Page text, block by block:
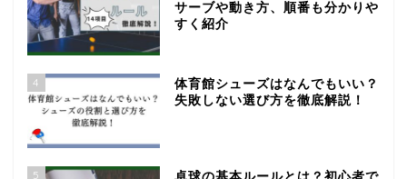
サーブや動き方、順番も分かりや
すく紹介
4
体育館シューズはなんでもいい？
失敗しない選び方を徹底解説！
5